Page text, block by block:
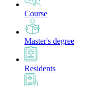
Course
Master's degree
Residents